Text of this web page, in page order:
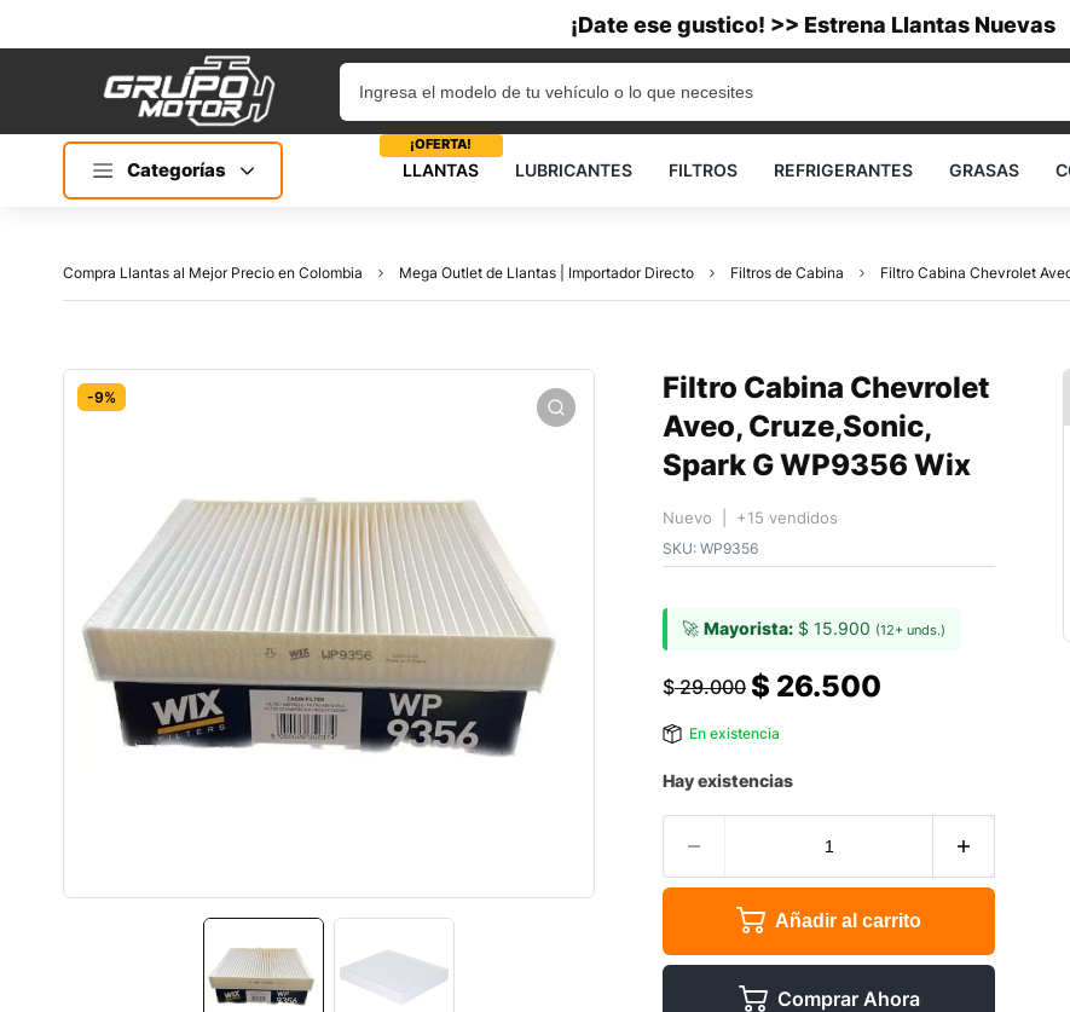
¡Date ese gustico! >> Estrena Llantas Nuevas
Categorías LLANTAS
¡OFERTA!
LUBRICANTES FILTROS REFRIGERANTES GRASAS
Compra Llantas al Mejor Precio en Colombia Mega Outlet de Llantas | Importador Directo Filtros de Cabina Filtro Cabina Chevrolet
-9%
Filtro Cabina Chevrolet
Aveo, Cruze,Sonic,
Spark G WP9356 Wix
Nuevo | +15 vendidos
SKU: WP9356
🚀 Mayorista: $ 15.900 (12+ unds.)
$29.000 $ 26.500
En existencia
Hay existencias
Añadir al carrito
Comprar Ahora